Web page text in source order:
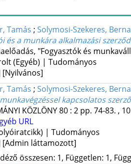
Tamás ; Solymosi-Szekeres,
és a munkára alkalmazási
"Fogyasztók és
(Egyéb) | Tudományos
[Nyilvános]
Tamás ; Solymosi-Szekeres,
kapcsolatos
KÖZLÖNY80: 2 pp. 74-83. ,
URL
| Tudományos
[Admin láttamozott]
összesen: 1, Független: 1,